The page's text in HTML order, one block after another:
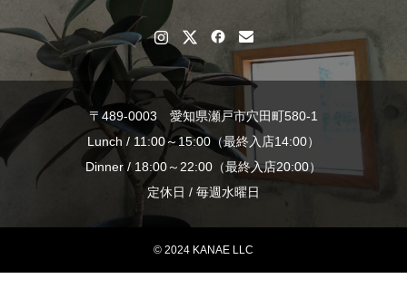
〒489-0003 愛知県瀬戸市穴田町580-1
Lunch / 11:00～15:00（最終入店14:00）
Dinner / 18:00～22:00（最終入店20:00）
定休日 / 毎週水曜日
© 2024 KANAE LLC